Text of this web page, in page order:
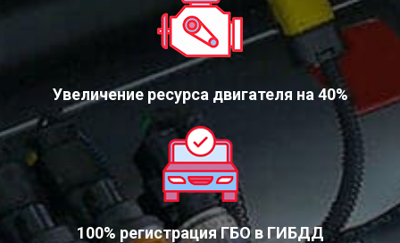
Увеличение ресурса двигателя на 40%
100% регистрация ГБО в ГИБДД